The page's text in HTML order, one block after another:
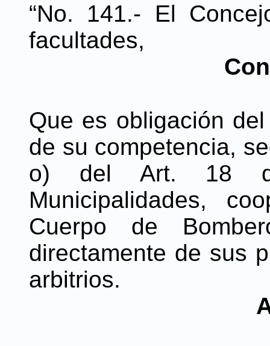
“No. 141.- El
facultades,
Que es obligación
de su competencia,
o) del Art. 18
Municipalidades,
Cuerpo de
directamente de sus
arbitrios.